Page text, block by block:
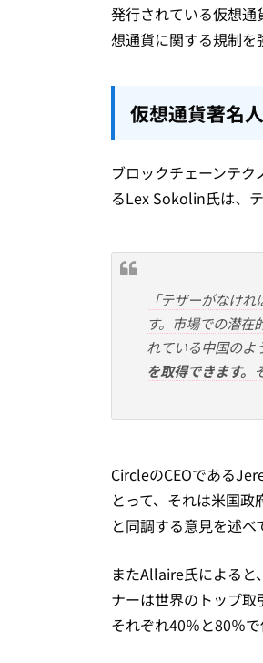
発行されている仮想
想通貨に関する規制を
仮想通貨著名
ブロックチェーンテ
るLex Sokolin氏は、
「テザーがなけ
す。市場での潜在
れている中国のよ
を取得できます。
CircleのCEOである
とって、それは米国政
と同調する意見を述べ
またAllaire氏によると
ナーは世界のトップ
それぞれ40％と80％